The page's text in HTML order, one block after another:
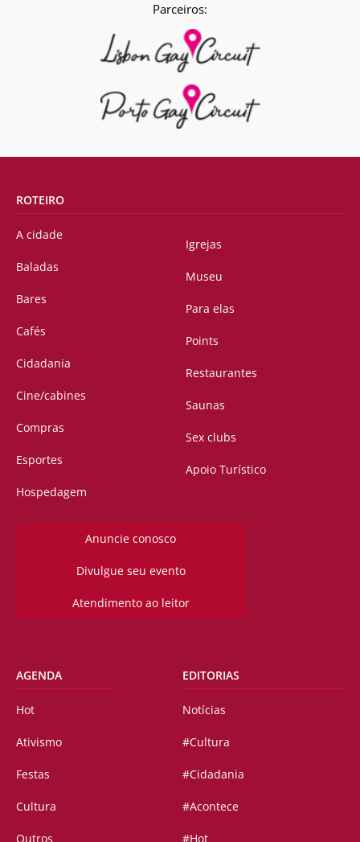
Parceiros:
ROTEIRO
A cidade
Baladas
Bares
Cafés
Cidadania
Cine/cabines
Compras
Esportes
Hospedagem
Igrejas
Museu
Para elas
Points
Restaurantes
Saunas
Sex clubs
Apoio Turístico
Anuncie conosco
Divulgue seu evento
Atendimento ao leitor
AGENDA
Hot
Ativismo
Festas
Cultura
Outros
EDITORIAS
Notícias
#Cultura
#Cidadania
#Acontece
#Hot